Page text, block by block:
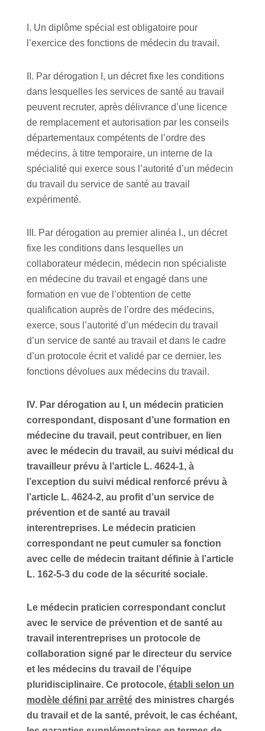
I. Un diplôme spécial est obligatoire pour
l’exercice des fonctions de médecin du travail.
II. Par dérogation I, un décret fixe les conditions
dans lesquelles les services de santé au travail
peuvent recruter, après délivrance d’une licence
de remplacement et autorisation par les conseils
départementaux compétents de l’ordre des
médecins, à titre temporaire, un interne de la
spécialité qui exerce sous l’autorité d’un médecin
du travail du service de santé au travail
expérimenté.
III. Par dérogation au premier alinéa I., un décret
fixe les conditions dans lesquelles un
collaborateur médecin, médecin non spécialiste
en médecine du travail et engagé dans une
formation en vue de l’obtention de cette
qualification auprès de l’ordre des médecins,
exerce, sous l’autorité d’un médecin du travail
d’un service de santé au travail et dans le cadre
d’un protocole écrit et validé par ce dernier, les
fonctions dévolues aux médecins du travail.
IV. Par dérogation au I, un médecin praticien
correspondant, disposant d’une formation en
médecine du travail, peut contribuer, en lien
avec le médecin du travail, au suivi médical du
travailleur prévu à l’article L. 4624-1, à
l’exception du suivi médical renforcé prévu à
l’article L. 4624-2, au profit d’un service de
prévention et de santé au travail
interentreprises. Le médecin praticien
correspondant ne peut cumuler sa fonction
avec celle de médecin traitant définie à l’article
L. 162-5-3 du code de la sécurité sociale.
Le médecin praticien correspondant conclut
avec le service de prévention et de santé au
travail interentreprises un protocole de
collaboration signé par le directeur du service
et les médecins du travail de l’équipe
pluridisciplinaire. Ce protocole, établi selon un
modèle défini par arrêtédes ministres chargés
du travail et de la santé, prévoit, le cas échéant,